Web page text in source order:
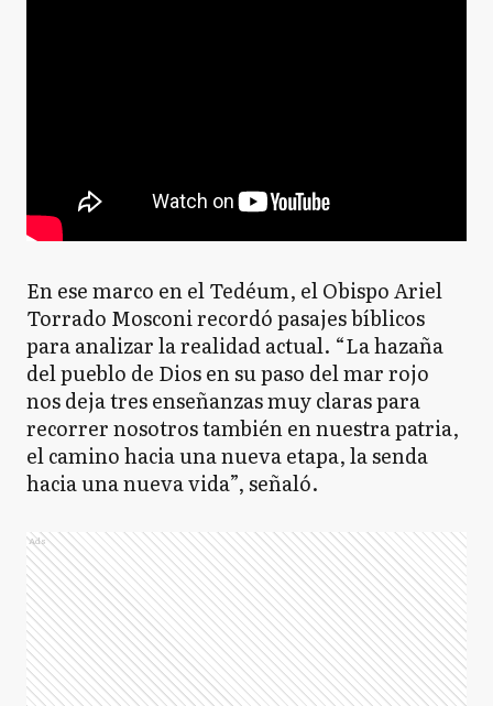
En ese marco en el Tedéum, el Obispo Ariel
Torrado Mosconi recordó pasajes bíblicos
para analizar la realidad actual. “La hazaña
del pueblo de Dios en su paso del mar rojo
nos deja tres enseñanzas muy claras para
recorrer nosotros también en nuestra patria,
el camino hacia una nueva etapa, la senda
hacia una nueva vida”, señaló.
Ads